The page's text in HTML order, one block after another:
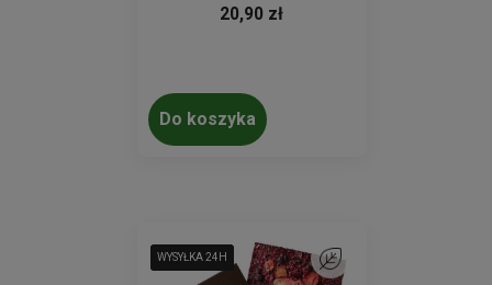
20,90 zł
Do koszyka
WYSYŁKA 24H
WYSYŁKA 24H
WYSYŁKA 24H Do ulubionych